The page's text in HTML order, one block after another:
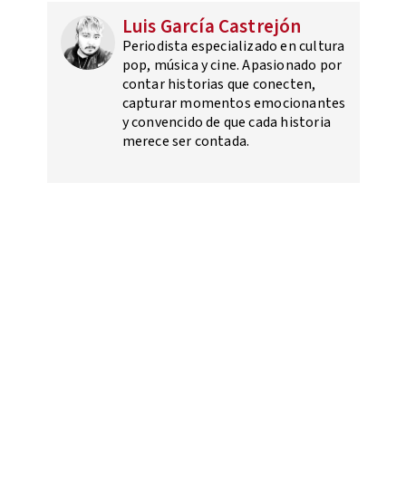
Luis García Castrejón
Periodista especializado en cultura
pop, música y cine. Apasionado por
contar historias que conecten,
capturar momentos emocionantes
y convencido de que cada historia
merece ser contada.